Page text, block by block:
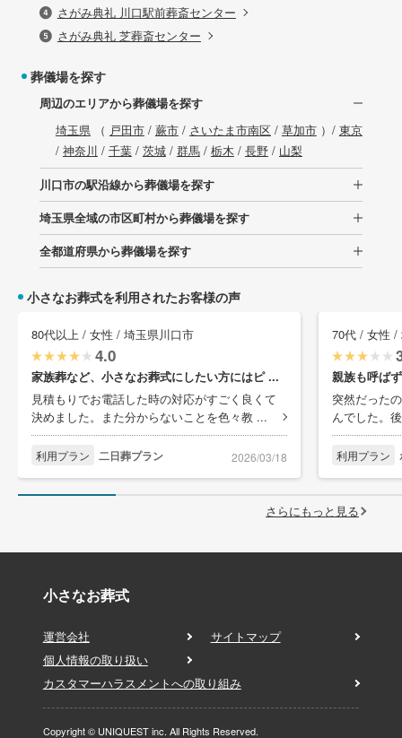
さがみ典礼 川口駅前葬斎センター
さがみ典礼 芝葬斎センター
葬儀場を探す
周辺のエリアから葬儀場を探す
埼玉県（ 戸田市/ 蕨市/ さいたま市南区 / 草加市）/ 東京
/ 神奈川 / 千葉/ 茨城/ 群馬/ 栃木 / 長野/ 山梨
川口市の駅沿線から葬儀場を探す
埼玉県全域の市区町村から葬儀場を探す
全都道府県から葬儀場を探す
小さなお葬式を利用されたお客様の声
80代以上 / 女性 / 埼玉県川口市
4.0
家族葬など、小さなお葬式にしたい方にはピ ...
見積もりでお電話した時の対応がすごく良くて
決めました。また分からないことを色々教 ...
利用プラン 二日葬プラン 2026/03/18
70代 / 女性 /
親族も呼ば
突然だった
んでした。
利用プラン
さらにもっと見る
小さなお葬式
運営会社
サイトマップ
個人情報の取り扱い
カスタマーハラスメントへの取り組み
Copyright © UNIQUEST inc. All Rights Reserved.